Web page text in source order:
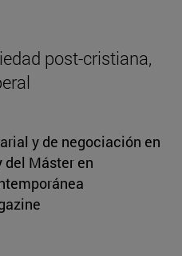
post-cristiana,
y de negociación en
del Máster en